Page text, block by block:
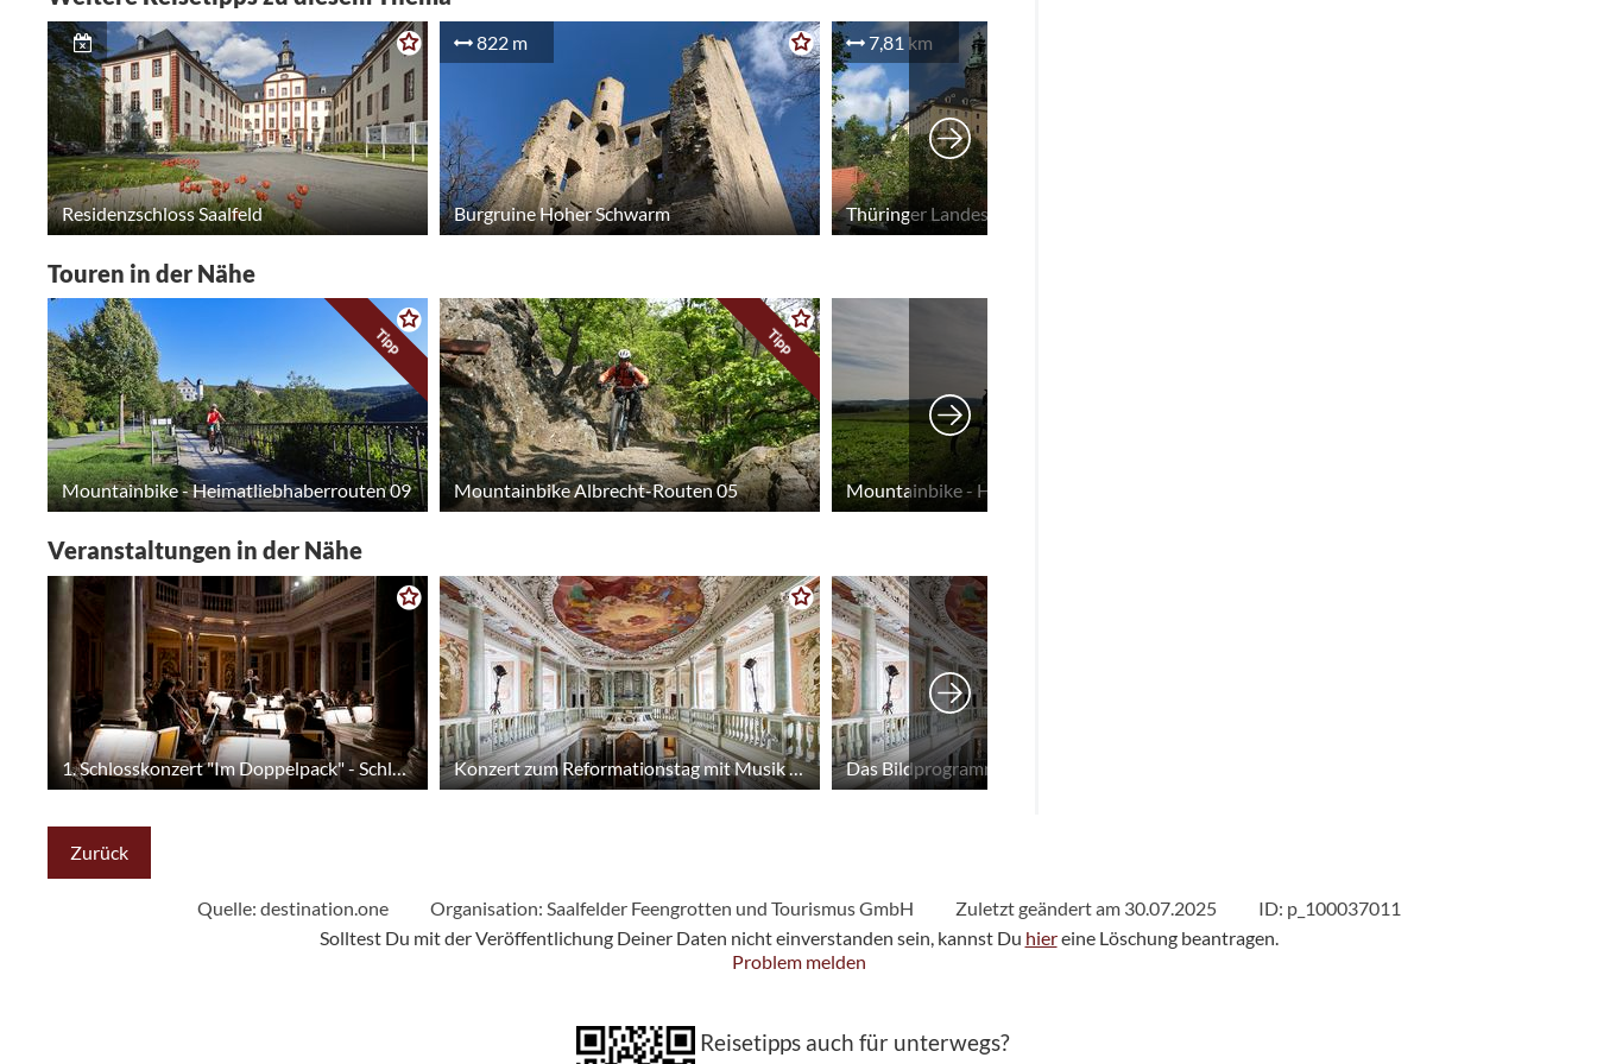
Residenzschloss Saalfeld
822 m
Burgruine Hoher Schwarm
7,81 km
Thüringer Landesmuseum Heidecksburg
Touren in der Nähe
Tipp
Mountainbike - Heimatliebhaberrouten 09
Tipp
Mountainbike Albrecht-Routen 05 Mountainbike - Heimatliebhaberrouten 14
Veranstaltungen in der Nähe
1. Schlosskonzert "Im Doppelpack" - Schlosskapelle Saalfeld Konzert zum Reformationstag mit Musik und Wort - Schlosskapelle Saalfeld
Zurück
Quelle: destination.one Organisation: Saalfelder Feengrotten und Tourismus GmbH Zuletzt geändert am 30.07.2025
ID: p_100037011
Solltest Du mit der Veröffentlichung Deiner Daten nicht einverstanden sein, kannst Du hiereine Löschung beantragen.
Problem melden
Reisetipps auch für unterwegs?